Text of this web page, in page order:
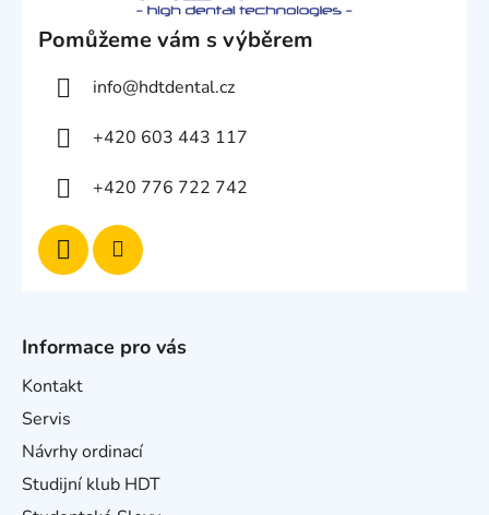
Pomůžeme vám s výběrem
info@hdtdental.cz
+420 603 443 117
+420 776 722 742
Informace pro vás
Kontakt
Servis
Návrhy ordinací
Studijní klub HDT